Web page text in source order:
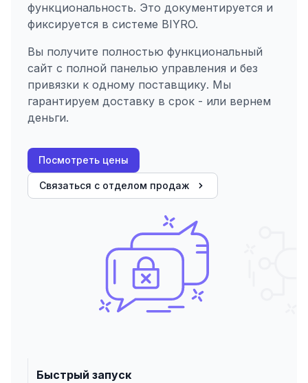
функциональность. Это документируется и
фиксируется в системе BIYRO.
Вы получите полностью функциональный
сайт с полной панелью управления и без
привязки к одному поставщику. Мы
гарантируем доставку в срок - или вернем
деньги.
Посмотреть цены
Связаться с отделом продаж
Быстрый запуск